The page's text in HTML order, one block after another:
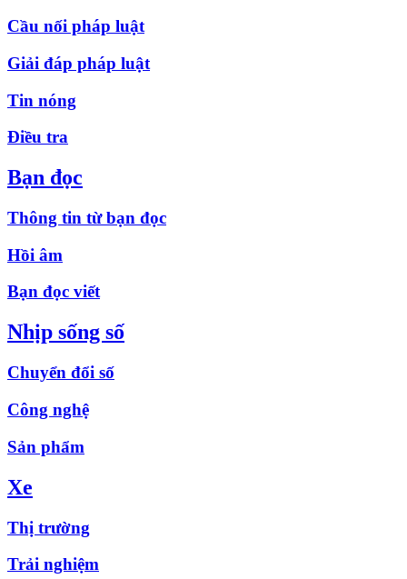
Cầu nối pháp luật
Giải đáp pháp luật
Tin nóng
Điều tra
Bạn đọc
Thông tin từ bạn đọc
Hồi âm
Bạn đọc viết
Nhịp sống số
Chuyển đổi số
Công nghệ
Sản phẩm
Xe
Thị trường
Trải nghiệm